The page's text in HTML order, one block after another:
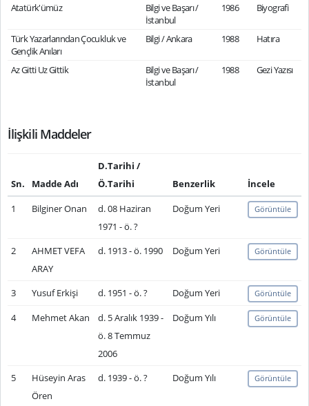
Atatürk'ümüz
Bilgi ve Başarı /
İstanbul
1986 Biyografi
Türk Yazarlarından Çocukluk ve
Gençlik Anıları
Bilgi / Ankara 1988 Hatıra
Az Gitti Uz Gittik
Bilgi ve Başarı /
İstanbul
1988 Gezi Yazısı
İlişkili Maddeler
Sn. Madde Adı
D.Tarihi /
Ö.Tarihi
Benzerlik
İncele
1
Bilginer Onan
d. 08 Haziran
1971 - ö. ?
Doğum Yeri Görüntüle
2
AHMET VEFA
ARAY
d. 1913 - ö. 1990 Doğum Yeri Görüntüle
3 Yusuf Erkişi d. 1951 - ö. ? Doğum Yeri Görüntüle
4 Mehmet Akan
d. 5 Aralık 1939 -
ö. 8 Temmuz
2006
Doğum Yılı Görüntüle
5
Hüseyin Aras
Ören
d. 1939 - ö. ? Doğum Yılı Görüntüle